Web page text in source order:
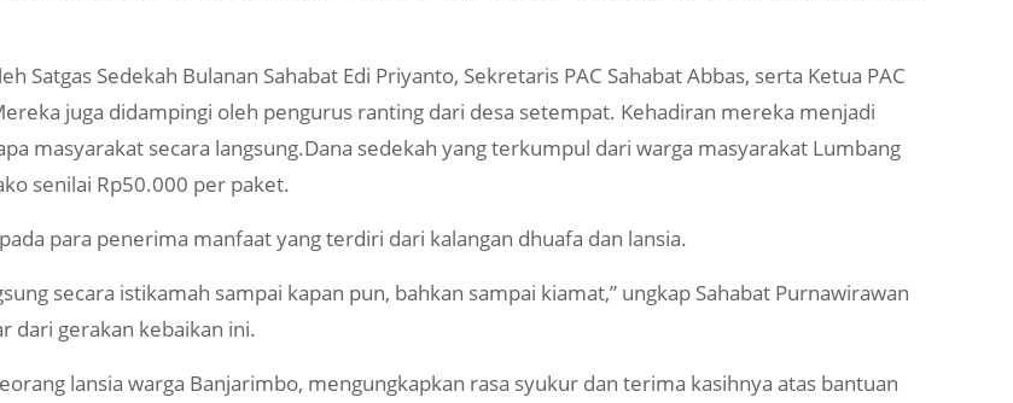
Satgas Sedekah Bulanan Sahabat Edi Priyanto, Sekretaris PAC Sahabat Abbas, serta Ketua PAC
juga didampingi oleh pengurus ranting dari desa setempat. Kehadiran mereka menjadi
masyarakat secara langsung.Dana sedekah yang terkumpul dari warga masyarakat Lumbang
senilai Rp50.000 per paket.
para penerima manfaat yang terdiri dari kalangan dhuafa dan lansia.
secara istikamah sampai kapan pun, bahkan sampai kiamat,” ungkap Sahabat Purnawirawan
dari gerakan kebaikan ini.
lansia warga Banjarimbo, mengungkapkan rasa syukur dan terima kasihnya atas bantuan